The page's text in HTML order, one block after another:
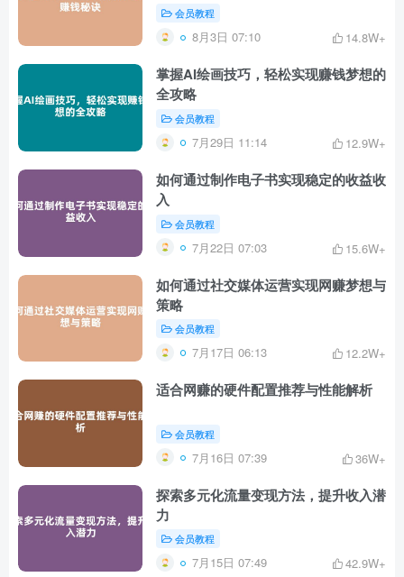
会员教程
8月3日 07:10 14.8W+
掌握AI绘画技巧，轻松实现赚钱梦想的
全攻略
会员教程
7月29日 11:14 12.9W+
如何通过制作电子书实现稳定的收益收
入
会员教程
7月22日 07:03 15.6W+
如何通过社交媒体运营实现网赚梦想与
策略
会员教程
7月17日 06:13 12.2W+
适合网赚的硬件配置推荐与性能解析
会员教程
7月16日 07:39 36W+
探索多元化流量变现方法，提升收入潜
力
会员教程
7月15日 07:49 42.9W+